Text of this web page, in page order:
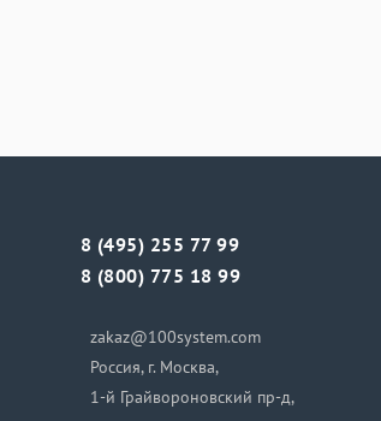
8 (495) 255 77 99
8 (800) 775 18 99
zakaz@100system.com
Россия, г. Москва,
1-й Грайвороновский пр-д,